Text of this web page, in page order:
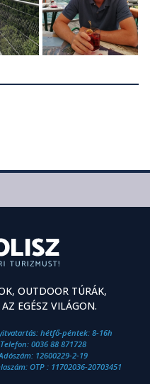
OUTDOOR TÚRÁK,
EGÉSZ VILÁGON.
hétfő-péntek: 8-16h
Telefon: 0036 88 871728
12600229-2-19
OTP : 11702036-20703451